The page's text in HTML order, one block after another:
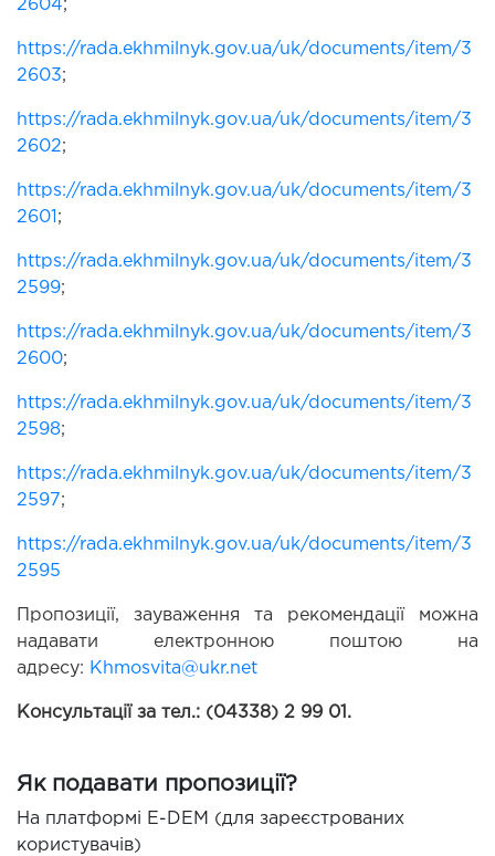
2604;
https://rada.ekhmilnyk.gov.ua/uk/documents/item/3
2603;
https://rada.ekhmilnyk.gov.ua/uk/documents/item/3
2602;
https://rada.ekhmilnyk.gov.ua/uk/documents/item/3
2601 ;
https://rada.ekhmilnyk.gov.ua/uk/documents/item/3
2599;
https://rada.ekhmilnyk.gov.ua/uk/documents/item/3
2600;
https://rada.ekhmilnyk.gov.ua/uk/documents/item/3
2598;
https://rada.ekhmilnyk.gov.ua/uk/documents/item/3
2597 ;
https://rada.ekhmilnyk.gov.ua/uk/documents/item/3
2595
Пропозиції, зауваження та рекомендації можна
надавати електронною поштою на
адресу: Khmosvita@ukr.net
Консультації за тел.: (04338) 2 99 01.
Як подавати пропозиції?
На платформі E-DEM (для зареєстрованих
користувачів)